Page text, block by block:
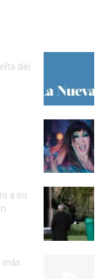
del
a su